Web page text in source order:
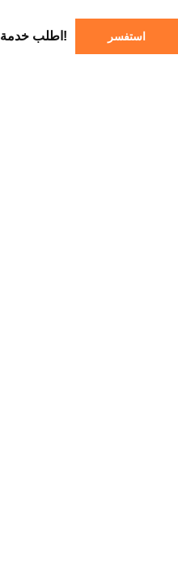
اطلب خدمة التخصيص الاحترافية وسعر المصنع الآن! استفسر